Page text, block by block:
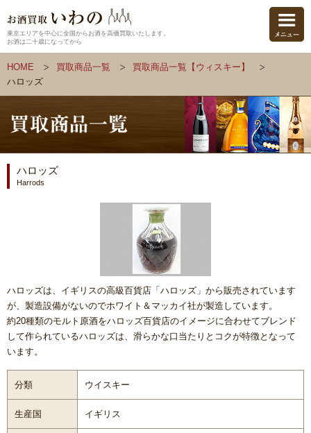
東京エリアを中心に全国からお酒を高価買取いたします。
お酒は二十歳になってから
HOME 買取商品一覧
買取商品一覧【ウィスキー】
ハロッズ
ハロッズ
Harrods
ハロッズは、イギリスの高級百貨店「ハロッズ」から販売されています
が、製造設備がないのでホワイト＆マッカイ社が製造しています。
約20種類のモルト原酒をハロッズ百貨店のイメージに合わせてブレンド
して作られているハロッズは、滑らかな口当たりとコクが特徴となって
います。
分類 ウイスキー
生産国 イギリス